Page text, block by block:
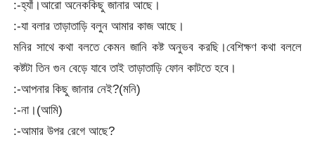
:-হ্যাঁ।আরো অনেককিছু জানার আছে।
:-যা বলার তাড়াতাড়ি বলুন আমার কাজ আছে।
মনির সাথে কথা বলতে কেমন জানি কষ্ট অনুভব করছি।বেশিক্ষণ কথা বললে
কষ্টটা তিন গুন বেড়ে যাবে তাই তাড়াতাড়ি ফোন কাটতে হবে।
:-আপনার কিছু জানার নেই?(মনি)
:-না।(আমি)
:-আমার উপর রেগে আছে?